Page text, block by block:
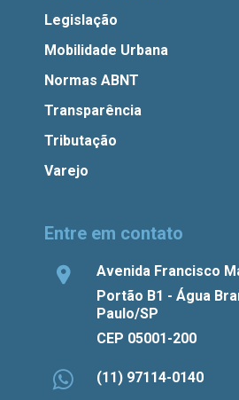
Legislação
Mobilidade Urbana
Normas ABNT
Transparência
Tributação
Varejo
Entre em contato
Avenida Francisco
Portão B1 - Água
Paulo/SP
CEP 05001-200
(11) 97114-0140